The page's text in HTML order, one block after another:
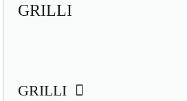
GRILLI
GRILLI